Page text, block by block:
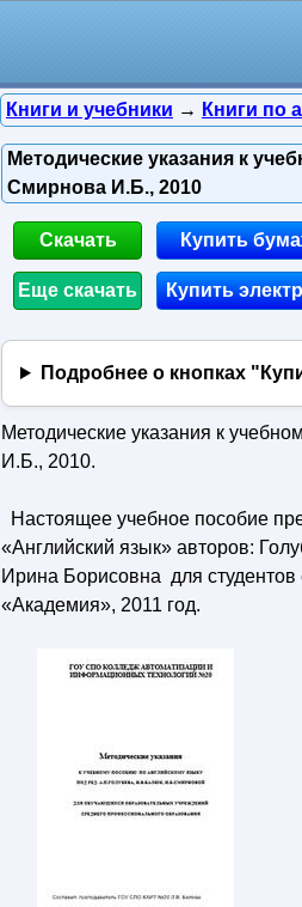
Книги и учебники → Книги по
Методические указания к
Смирнова И.Б., 2010
Скачать
Еще скачать
Купить
Купить
Подробнее о кнопках
Методические указания к
И.Б., 2010.
Настоящее учебное пособие
«Английский язык» авторов:
Ирина Борисовна для
«Академия», 2011 год.